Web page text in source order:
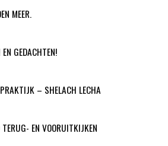
MEER.
GEDACHTEN!
– SHELACH LECHA
EN VOORUITKIJKEN